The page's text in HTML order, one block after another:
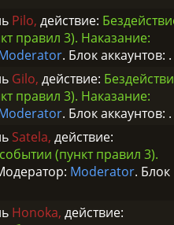
Pilo, действие:
правил 3). Наказание:
. Блок аккаунтов: .
Gilo, действие:
правил 3). Наказание:
. Блок аккаунтов: .
Satela, действие:
(пункт правил 3).
Moderator. Блок
Honoka, действие: